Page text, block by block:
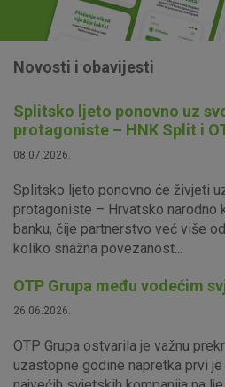
Novosti i obavijesti
Splitsko ljeto ponovno uz
protagoniste – HNK Split i
08.07.2026.
Splitsko ljeto ponovno će živjeti
protagoniste – Hrvatsko narodno
banku, čije partnerstvo već više
koliko snažna povezanost...
OTP Grupa među vodećim
26.06.2026.
OTP Grupa ostvarila je važnu
uzastopne godine napretka prvi